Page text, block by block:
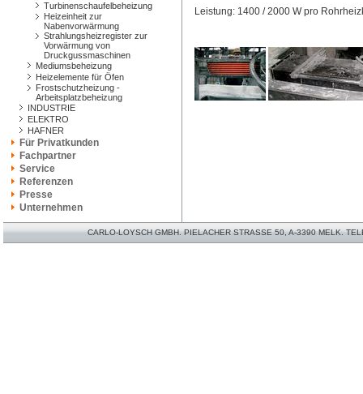
Turbinenschaufelbeheizung
Heizeinheit zur
Nabenvorwärmung
Strahlungsheizregister zur
Vorwärmung von
Druckgussmaschinen
Mediumsbeheizung
Heizelemente für Öfen
Frostschutzheizung -
Arbeitsplatzbeheizung
INDUSTRIE
ELEKTRO
HAFNER
Für Privatkunden
Fachpartner
Service
Referenzen
Presse
Unternehmen
Leistung: 1400 / 2000 W pro
CARLO-LOYSCH GMBH. PIELACHER STRASSE 50, A-3390 MELK.